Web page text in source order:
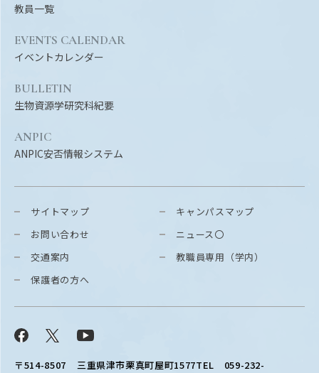
〒514-8507 三重県津市栗真町屋町1577TEL 059-232-
サイトマップ
お問い合わせ
交通案内
保護者の方へ
Facebook
キャンパスマップ
ニュース〇
教職員専用（学内）
教員一覧
EVENTS CALENDAR
イベントカレンダー
BULLETIN
生物資源学研究科紀要
ANPIC
ANPIC安否情報システム